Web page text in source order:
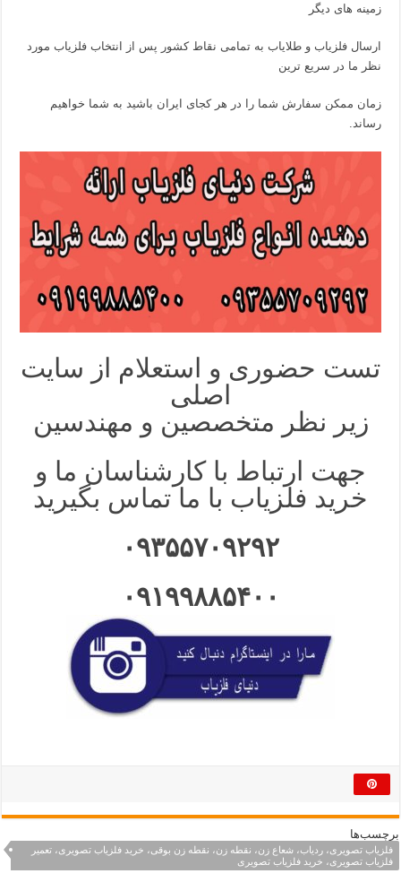
زمینه های دیگر
ارسال فلزیاب و طلایاب به تمامی نقاط کشور پس از انتخاب فلزیاب مورد
نظر ما در سریع ترین
زمان ممکن سفارش شما را در هر کجای ایران باشید به شما خواهیم
رساند.
تست حضوری و استعلام از سایت
اصلی
زیر نظر متخصصین و مهندسین
جهت ارتباط با کارشناسان ما و
خرید فلزیاب با ما تماس بگیرید
۰۹۳۵۵۷۰۹۲۹۲
۰۹۱۹۹۸۸۵۴۰۰
برچسب‌ها
فلزیاب تصویری، ردیاب، شعاع زن، نقطه زن، نقطه زن بوقی، خرید فلزیاب تصویری، تعمیر
فلزیاب تصویری، خرید فلزیاب تصویری